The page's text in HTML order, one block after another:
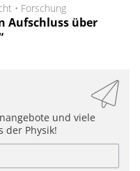
• Forschung
Aufschluss über
und viele
der Physik!